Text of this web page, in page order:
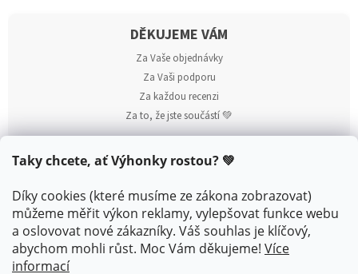
Taky chcete, ať Výhonky rostou? 💚
Díky cookies (které musíme ze zákona zobrazovat)
můžeme měřit výkon reklamy, vylepšovat funkce webu
a oslovovat nové zákazníky. Váš souhlas je klíčový,
abychom mohli růst. Moc Vám děkujeme! Více
informací
DĚKUJEME VÁM
Za Vaše objednávky
Za Vaši podporu
Za každou recenzi
Za to, že jste součástí 💚